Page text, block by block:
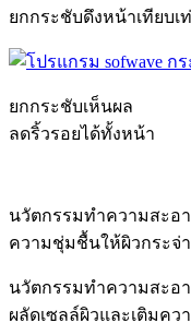
ยกกระชับดึงหน้าเทียบเ
ยกกระชับเห็นผล
ลดริ้วรอยได้ทั้งหน้า
นวัตกรรมทำความสะอ
ความชุ่มชื้นให้ผิวกระจ่
นวัตกรรมทำความสะอ
ผลัดเซลล์ผิวและเติมค